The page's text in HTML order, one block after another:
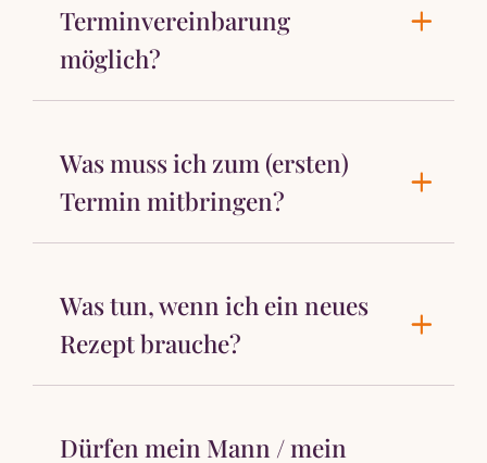
Terminvereinbarung
möglich?
Was muss ich zum (ersten)
Termin mitbringen?
Was tun, wenn ich ein neues
Rezept brauche?
Dürfen mein Mann / mein